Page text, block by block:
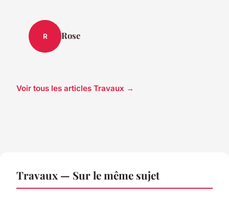
R Rose
Voir tous les articles Travaux →
Travaux — Sur le même sujet